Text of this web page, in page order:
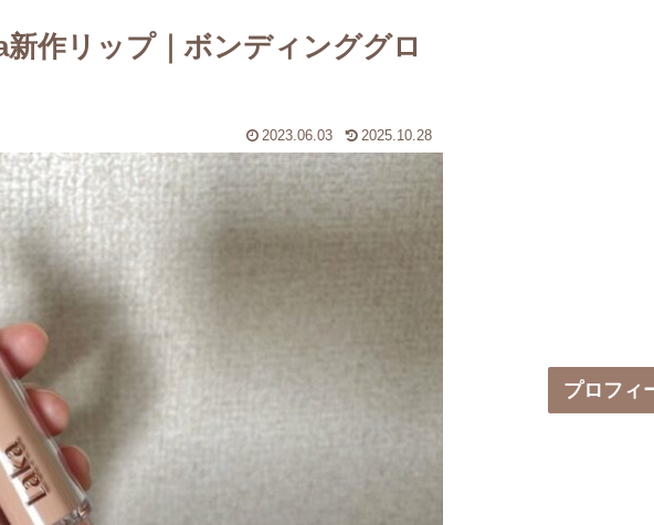
作リップ｜ボンディンググロ
2023.06.03 2025.10.28
プロフィ